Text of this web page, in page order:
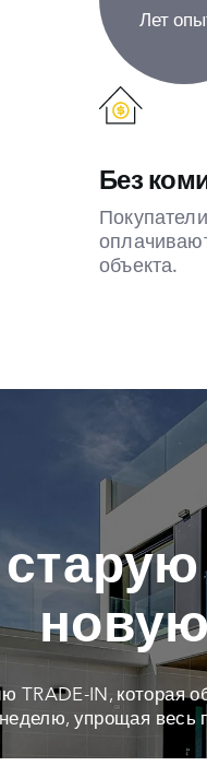
Лет
Без
объекта.
TRADE-IN, которая
неделю, упрощая весь